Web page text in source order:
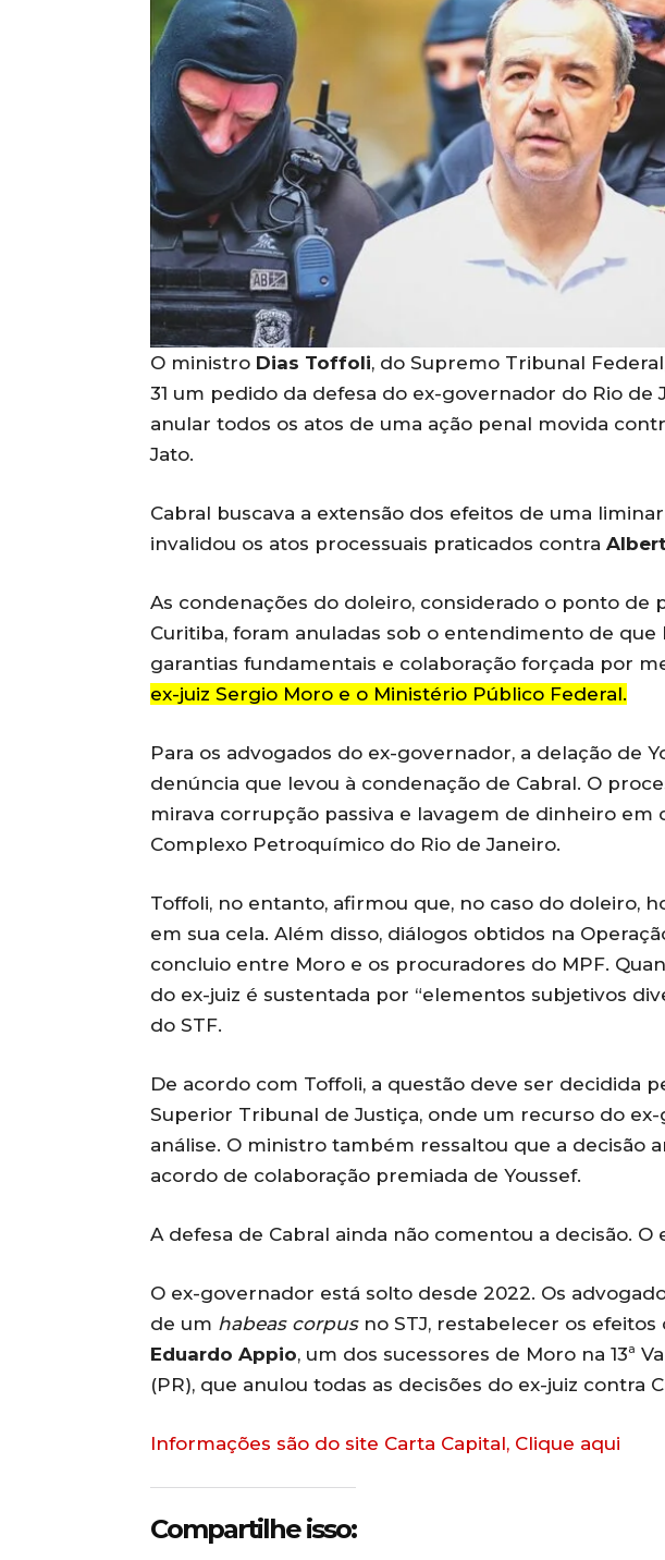
O ministro Dias Toffoli, do Supremo Tribunal
31 um pedido da defesa do ex-governador do Rio de
anular todos os atos de uma ação penal movida
Jato.
Cabral buscava a extensão dos efeitos de uma
invalidou os atos processuais praticados contra
As condenações do doleiro, considerado o ponto de
Curitiba, foram anuladas sob o entendimento de que
garantias fundamentais e colaboração forçada por
ex-juiz Sergio Moro e o Ministério Público Federal.
Para os advogados do ex-governador, a delação de
denúncia que levou à condenação de Cabral. O
mirava corrupção passiva e lavagem de dinheiro em
Complexo Petroquímico do Rio de Janeiro.
Toffoli, no entanto, afirmou que, no caso do doleiro,
em sua cela. Além disso, diálogos obtidos na
concluio entre Moro e os procuradores do MPF.
do ex-juiz é sustentada por “elementos subjetivos
do STF.
De acordo com Toffoli, a questão deve ser decidida
Superior Tribunal de Justiça, onde um recurso do
análise. O ministro também ressaltou que a decisão
acordo de colaboração premiada de Youssef.
A defesa de Cabral ainda não comentou a decisão. O
O ex-governador está solto desde 2022. Os
de um habeas corpusno STJ, restabelecer os efeitos
Eduardo Appio, um dos sucessores de Moro na 13ª
(PR), que anulou todas as decisões do ex-juiz contra
Informações são do site Carta Capital, Clique aqui
Compartilhe isso: